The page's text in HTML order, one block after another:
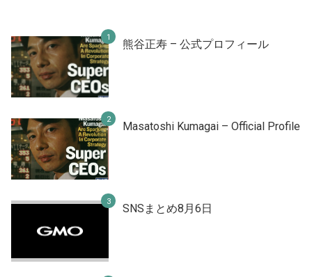
熊谷正寿 – 公式プロフィール
Masatoshi Kumagai – Official Profile
SNSまとめ8月6日